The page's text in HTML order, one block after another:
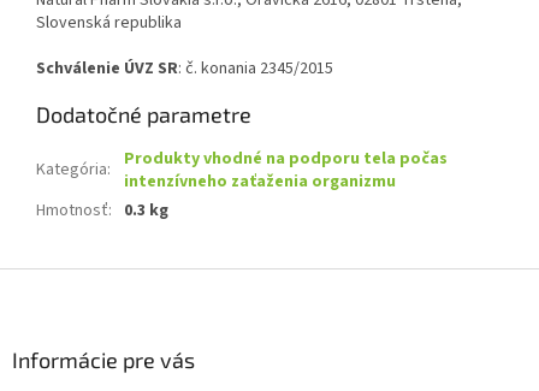
Slovenská republika
Schválenie ÚVZ SR: č. konania 2345/2015
Dodatočné parametre
Kategória:
Produkty vhodné na podporu tela počas
intenzívneho zaťaženia organizmu
Hmotnosť: 0.3 kg
Informácie pre vás